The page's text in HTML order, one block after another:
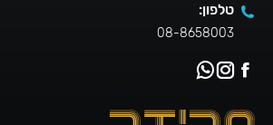
טלפון:
08-8658003